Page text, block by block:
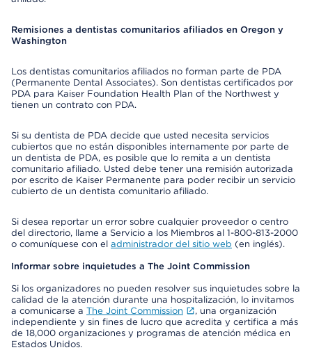
Remisiones a dentistas comunitarios afiliados en Oregon y
Washington
Los dentistas comunitarios afiliados no forman parte de PDA
(Permanente Dental Associates). Son dentistas certificados por
PDA para Kaiser Foundation Health Plan of the Northwest y
tienen un contrato con PDA.
Si su dentista de PDA decide que usted necesita servicios
cubiertos que no están disponibles internamente por parte de
un dentista de PDA, es posible que lo remita a un dentista
comunitario afiliado. Usted debe tener una remisión autorizada
por escrito de Kaiser Permanente para poder recibir un servicio
cubierto de un dentista comunitario afiliado.
Si desea reportar un error sobre cualquier proveedor o centro
del directorio, llame a Servicio a los Miembros al 1-800-813-2000
o comuníquese con el administrador del sitio web (en inglés).
Informar sobre inquietudes a The Joint Commission
Si los organizadores no pueden resolver sus inquietudes sobre la
calidad de la atención durante una hospitalización, lo invitamos
a comunicarse a The Joint Commission
, una organización
independiente y sin fines de lucro que acredita y certifica a más
de 18,000 organizaciones y programas de atención médica en
Estados Unidos.